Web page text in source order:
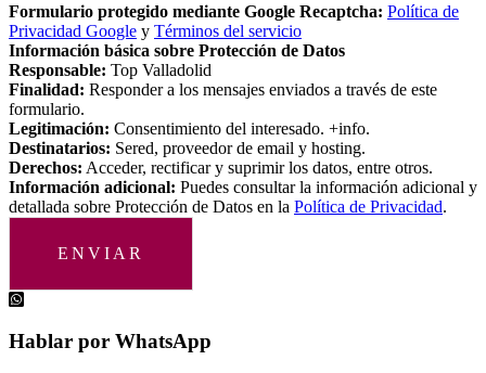
Formulario protegido mediante Google Recaptcha: Política de
Privacidad Google y Términos del servicio
Información básica sobre Protección de Datos
Responsable: Top Valladolid
Finalidad: Responder a los mensajes enviados a través de este
formulario.
Legitimación: Consentimiento del interesado. +info.
Destinatarios: Sered, proveedor de email y hosting.
Derechos: Acceder, rectificar y suprimir los datos, entre otros.
Información adicional: Puedes consultar la información adicional y
detallada sobre Protección de Datos en la Política de Privacidad.
ENVIAR
Hablar por WhatsApp